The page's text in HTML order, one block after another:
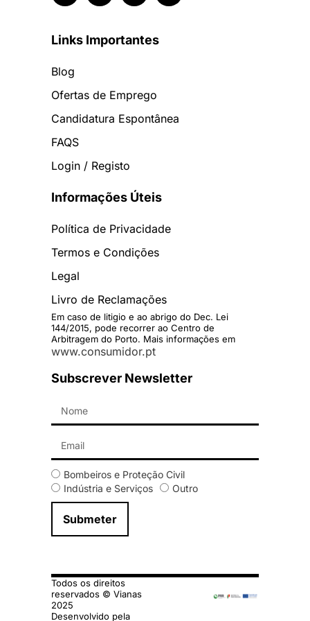
Links Importantes
Blog
Ofertas de Emprego
Candidatura Espontânea
FAQS
Login / Registo
Informações Úteis
Política de Privacidade
Termos e Condições
Legal
Livro de Reclamações
Em caso de litigio e ao abrigo do Dec. Lei
144/2015, pode recorrer ao Centro de
Arbitragem do Porto. Mais informações em
www.consumidor.pt
Subscrever Newsletter
Bombeiros e Proteção Civil
Indústria e Serviços
Outro
Submeter
Todos os direitos
reservados © Vianas
2025
Desenvolvido pela